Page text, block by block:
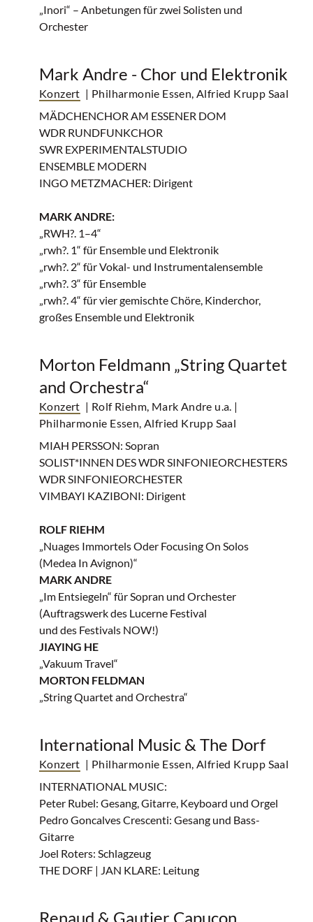
„Inori“ – Anbetungen für zwei Solisten und
Orchester
Mark Andre - Chor und Elektronik
Konzert | Philharmonie Essen, Alfried Krupp Saal
MÄDCHENCHOR AM ESSENER DOM
WDR RUNDFUNKCHOR
SWR EXPERIMENTALSTUDIO
ENSEMBLE MODERN
INGO METZMACHER: Dirigent
MARK ANDRE:
„RWH?. 1–4“
„rwh?. 1“ für Ensemble und Elektronik
„rwh?. 2“ für Vokal- und Instrumentalensemble
„rwh?. 3“ für Ensemble
„rwh?. 4“ für vier gemischte Chöre, Kinderchor,
großes Ensemble und Elektronik
Morton Feldmann „String Quartet
and Orchestra“
Konzert | Rolf Riehm, Mark Andre u.a. |
Philharmonie Essen, Alfried Krupp Saal
MIAH PERSSON: Sopran
SOLIST*INNEN DES WDR SINFONIEORCHESTERS
WDR SINFONIEORCHESTER
VIMBAYI KAZIBONI: Dirigent
ROLF RIEHM
„Nuages Immortels Oder Focusing On Solos
(Medea In Avignon)“
MARK ANDRE
„Im Entsiegeln“ für Sopran und Orchester
(Auftragswerk des Lucerne Festival
und des Festivals NOW!)
JIAYING HE
„Vakuum Travel“
MORTON FELDMAN
„String Quartet and Orchestra“
International Music & The Dorf
Konzert | Philharmonie Essen, Alfried Krupp Saal
INTERNATIONAL MUSIC:
Peter Rubel: Gesang, Gitarre, Keyboard und Orgel
Pedro Goncalves Crescenti: Gesang und Bass-
Gitarre
Joel Roters: Schlagzeug
THE DORF | JAN KLARE: Leitung
Renaud & Gautier Capuçon